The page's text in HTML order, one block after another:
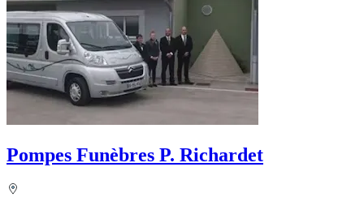
Pompes Funèbres P. Richardet